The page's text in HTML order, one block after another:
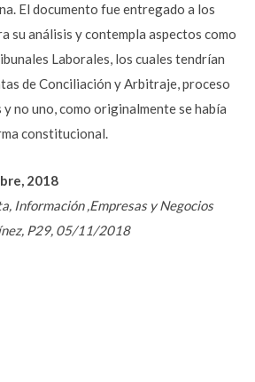
El documento fue entregado a los
su análisis y contempla aspectos como
Laborales, los cuales tendrían
de Conciliación y Arbitraje, proceso
no uno, como originalmente se había
constitucional.
2018
Información ,Empresas y Negocios
P29, 05/11/2018